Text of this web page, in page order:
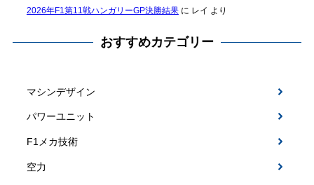
2026年F1第11戦ハンガリーGP決勝結果に レイ より
おすすめカテゴリー
マシンデザイン
パワーユニット
F1メカ技術
空力